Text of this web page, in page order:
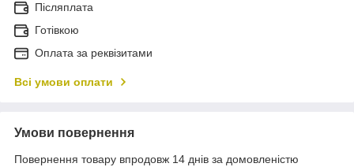
Післяплата
Готівкою
Оплата за реквізитами
Всі умови оплати
Умови повернення
Повернення товару впродовж 14 днів за домовленістю